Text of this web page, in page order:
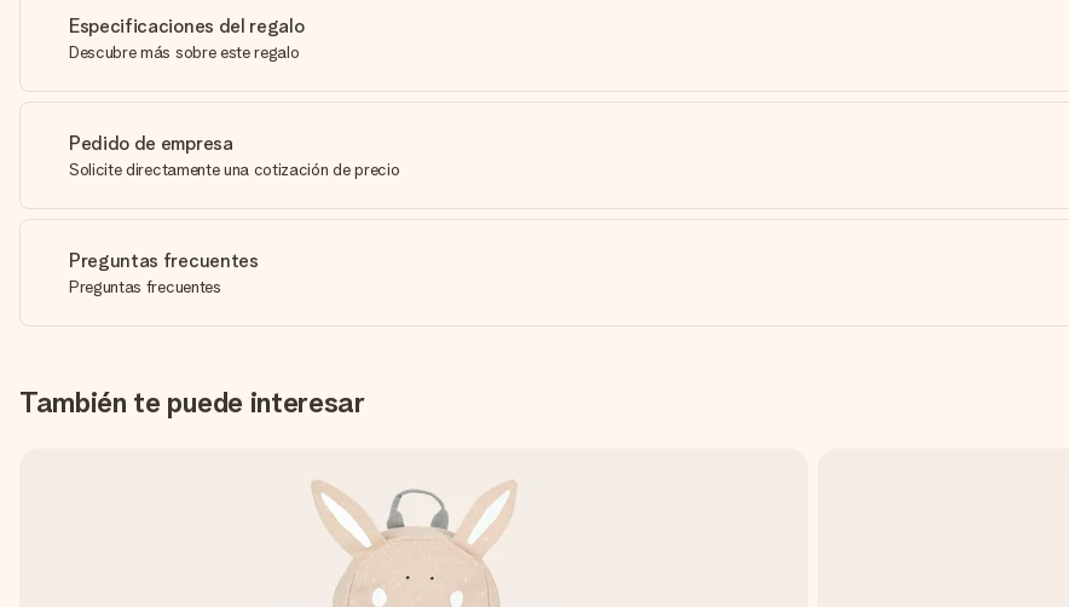
Especificaciones del regalo
Descubre más sobre este regalo
Pedido de empresa
Solicite directamente una cotización de precio
Preguntas frecuentes
Preguntas frecuentes
También te puede interesar